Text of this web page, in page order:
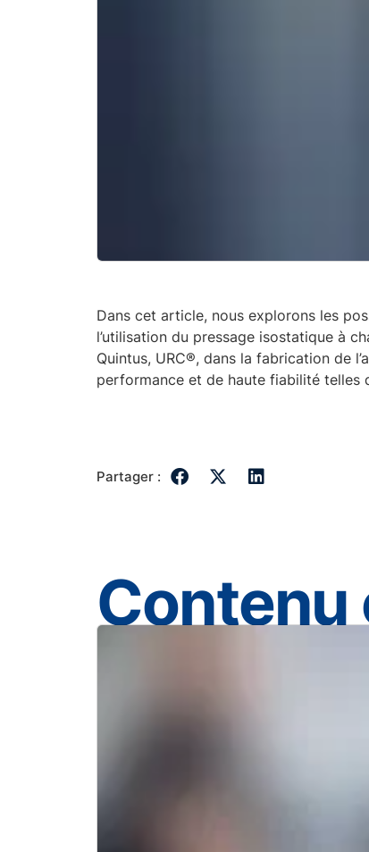
Dans cet article, nous explorons les
l’utilisation du pressage isostatique à
Quintus, URC®, dans la fabrication de
performance et de haute fiabilité telles
Partager :
Contenu